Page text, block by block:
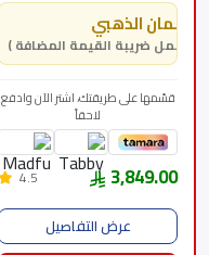
MSTL36CRN3MBKSA
الضمان الذهبي
قسّمها على طريقتك، اشتر الآن وادفع
لاحقاً
3,849.00
4.5
عرض التفاصيل